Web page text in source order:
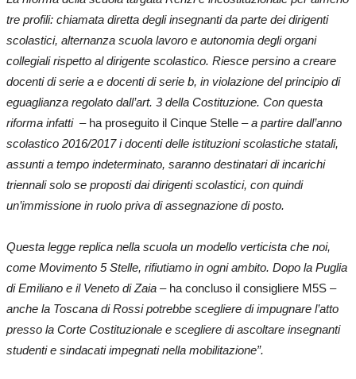
tre profili: chiamata diretta degli insegnanti da parte dei dirigenti
scolastici, alternanza scuola lavoro e autonomia degli organi
collegiali rispetto al dirigente scolastico. Riesce persino a creare
docenti di serie a e docenti di serie b, in violazione del principio di
eguaglianza regolato dall’art. 3 della Costituzione. Con questa
riforma infatti – ha proseguito il Cinque Stelle –a partire dall’anno
scolastico 2016/2017 i docenti delle istituzioni scolastiche statali,
assunti a tempo indeterminato, saranno destinatari di incarichi
triennali solo se proposti dai dirigenti scolastici, con quindi
un’immissione in ruolo priva di assegnazione di posto.
Questa legge replica nella scuola un modello verticista che noi,
come Movimento 5 Stelle, rifiutiamo in ogni ambito. Dopo la Puglia
di Emiliano e il Veneto di Zaia – ha concluso il consigliere M5S –
anche la Toscana di Rossi potrebbe scegliere di impugnare l’atto
presso la Corte Costituzionale e scegliere di ascoltare insegnanti
studenti e sindacati impegnati nella mobilitazione”.